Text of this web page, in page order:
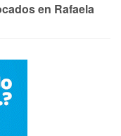
en Rafaela